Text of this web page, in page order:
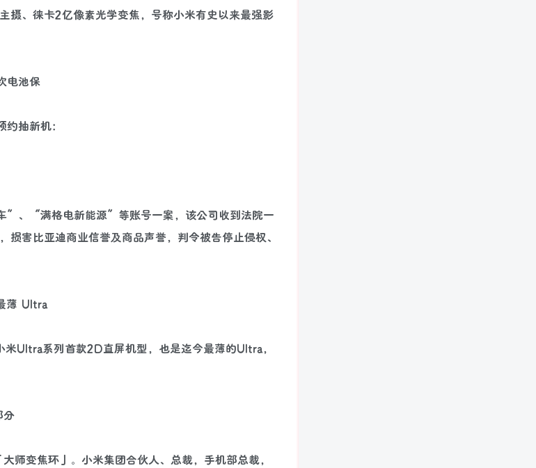
、徕卡2亿像素光学变焦，号称小米有史以来最强影
电池保
抽新机：
”、“满格电新能源”等账号一案，该公司收到法院一
害比亚迪商业信誉及商品声誉，判令被告停止侵权、
薄 Ultra
Ultra系列首款2D直屏机型，也是迄今最薄的Ultra，
分
变焦环」。小米集团合伙人、总裁，手机部总裁，